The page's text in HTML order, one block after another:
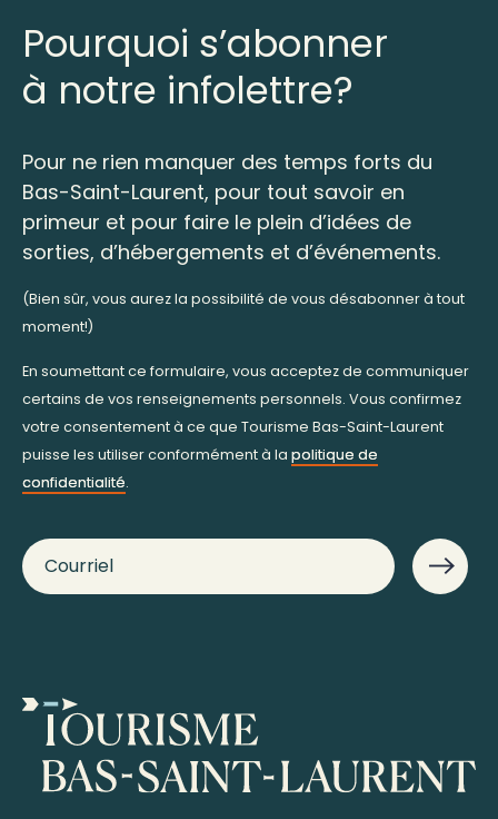
Pourquoi s’abonner
à notre infolettre?
Pour ne rien manquer des temps forts du
Bas-Saint-Laurent, pour tout savoir en
primeur et pour faire le plein d’idées de
sorties, d’hébergements et d’événements.
(Bien sûr, vous aurez la possibilité de vous désabonner à tout
moment!)
En soumettant ce formulaire, vous acceptez de communiquer
certains de vos renseignements personnels. Vous confirmez
votre consentement à ce que Tourisme Bas-Saint-Laurent
puisse les utiliser conformément à la politique de
confidentialité.